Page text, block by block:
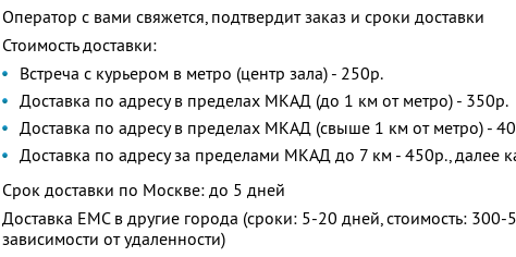
Оператор с вами свяжется, подтвердит заказ и сроки доставки
Стоимость доставки:
Встреча с курьером в метро (центр зала) - 250р.
Доставка по адресу в пределах МКАД (до 1 км от метро) - 350р.
Доставка по адресу в пределах МКАД (свыше 1 км от метро) -
Доставка по адресу за пределами МКАД до 7 км - 450р., далее
Срок доставки по Москве: до 5 дней
Доставка ЕМС в другие города (сроки: 5-20 дней, стоимость: 300-
зависимости от удаленности)